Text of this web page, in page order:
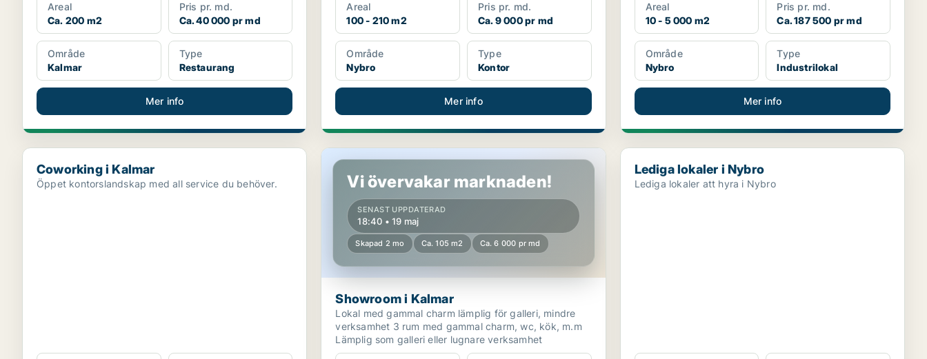
Areal
Ca. 200 m2
Pris pr. md.
Ca. 40 000 pr md
Område
Kalmar
Type
Restaurang
Mer info
Areal
100 - 210 m2
Pris pr. md.
Ca. 9 000 pr md
Område
Nybro
Type
Kontor
Mer info
Areal
10 - 5 000 m2
Pris pr. md.
Ca. 187 500 pr md
Område
Nybro
Type
Industrilokal
Mer info
Coworking i Kalmar
Coworking i Kalmar
Öppet kontorslandskap med all service du behöver.
Showroom i Kalmar
Vi övervakar marknaden!
SENAST UPPDATERAD
18:40 • 19 maj
Skapad 2 mo Ca. 105 m2 Ca. 6 000 pr md
Showroom i Kalmar
Lokal med gammal charm lämplig för galleri, mindre
verksamhet 3 rum med gammal charm, wc, kök, m.m
Lämplig som galleri eller lugnare verksamhet
Lediga lokaler i Nybro
Lediga lokaler i Nybro
Lediga lokaler att hyra i Nybro